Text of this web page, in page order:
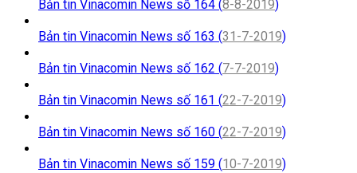
Bản tin Vinacomin News số 164 (8-8-2019)
Bản tin Vinacomin News số 163 (31-7-2019)
Bản tin Vinacomin News số 162 (7-7-2019)
Bản tin Vinacomin News số 161 (22-7-2019)
Bản tin Vinacomin News số 160 (22-7-2019)
Bản tin Vinacomin News số 159 (10-7-2019)